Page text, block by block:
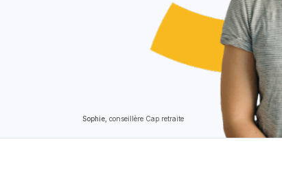
Sophie, conseillère Cap retraite